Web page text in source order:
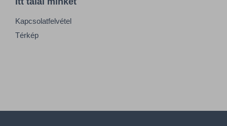
Kapcsolatfelvétel
Térkép